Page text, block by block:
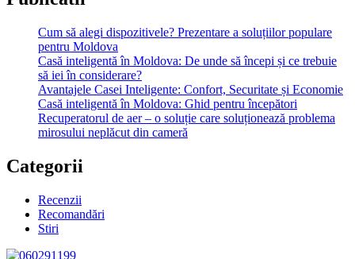
Cum să alegi dispozitivele? Prezentare a soluțiilor populare
pentru Moldova
Casă inteligentă în Moldova: De unde să începi și ce trebuie
să iei în considerare?
Avantajele Casei Inteligente: Confort, Securitate și Economie
Casă inteligentă în Moldova: Ghid pentru începători
Recuperatorul de aer – o soluție care soluționează problema
mirosului neplăcut din cameră
Categorii
Recenzii
Recomandări
Stiri